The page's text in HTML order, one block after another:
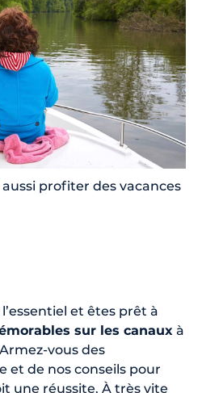
profiter des vacances
et êtes prêt à
sur les canaux à
vous des
et de nos conseils pour
une réussite. À très vite